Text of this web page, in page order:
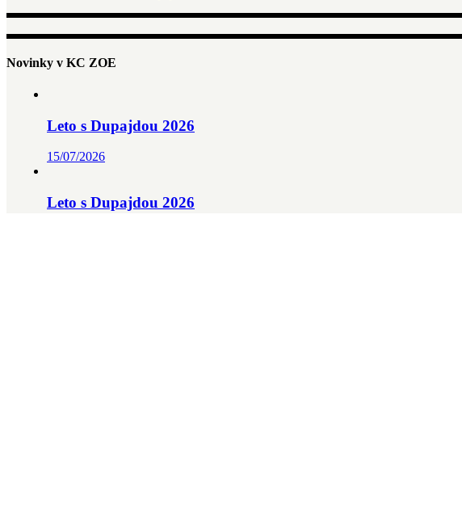
Novinky v KC ZOE
Leto s Dupajdou 2026
15/07/2026
Leto s Dupajdou 2026